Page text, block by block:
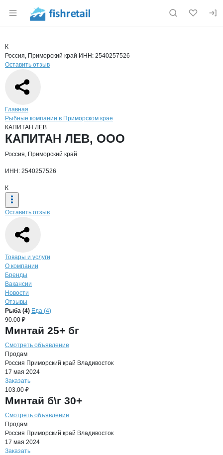
Раздел навигации по сайту fishretail.ru
Страница компании
Страница компании
Краткая информация о компании
К
Россия, Приморский край ИНН: 2540257526
Оставить отзыв
Навигация по сайту
Главная
Рыбные компании в Приморском крае
КАПИТАН ЛЕВ
Основная информация о компании
КАПИТАН ЛЕВ, ООО
Россия, Приморский край
ИНН: 2540257526
К
Оставить отзыв
Навигация по странице
Товары и услуги
О компании
Бренды
Вакансии
Новости
Отзывы
Продукция
Навигация по продуктам
Рыба (4) Еда (4)
90.00 ₽
Минтай 25+ бг
Смотреть объявление
Продам
Россия Приморский край Владивосток
17 мая 2024
Заказать
103.00 ₽
Минтай б\г 30+
Смотреть объявление
Продам
Россия Приморский край Владивосток
17 мая 2024
Заказать